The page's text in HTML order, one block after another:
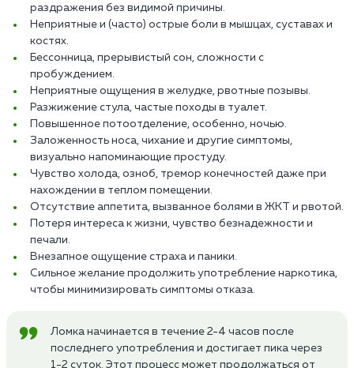
раздражения без видимой причины.
Неприятные и (часто) острые боли в мышцах, суставах и
костях.
Бессонница, прерывистый сон, сложности с
пробуждением.
Неприятные ощущения в желудке, рвотные позывы.
Разжижение стула, частые походы в туалет.
Повышенное потоотделение, особенно, ночью.
Заложенность носа, чихание и другие симптомы,
визуально напоминающие простуду.
Чувство холода, озноб, тремор конечностей даже при
нахождении в теплом помещении.
Отсутствие аппетита, вызванное болями в ЖКТ и рвотой.
Потеря интереса к жизни, чувство безнадежности и
печали.
Внезапное ощущение страха и паники.
Сильное желание продолжить употребление наркотика,
чтобы минимизировать симптомы отказа.
Ломка начинается в течение 2-4 часов после
последнего употребления и достигает пика через
1-2 суток. Этот процесс может продолжаться от